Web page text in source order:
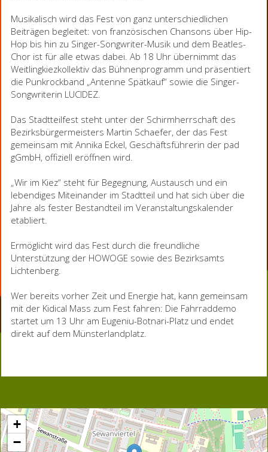
Musikalisch wird das Fest von ganz unterschiedlichen
Beiträgen begleitet: von französischen Chansons über Hip-
Hop bis hin zu Singer-Songwriter-Musik und dem Beatles-
Chor ist für alle etwas dabei. Ab 18 Uhr übernimmt das
Weitlingkiezkollektiv das Bühnenprogramm und präsentiert
die Punkrockband „Antenne Spätkauf“ sowie die Singer-
Songwriterin LUCIDEZ.
Das Stadtteilfest steht unter der Schirmherrschaft des
Bezirksbürgermeisters Martin Schaefer, der das Fest
gemeinsam mit Annika Eckel, Geschäftsführerin der pad
gGmbH, offiziell eröffnen wird.
„Wir im Kiez“ steht für Begegnung, Austausch und ein
lebendiges Miteinander im Stadtteil und hat sich über die
Jahre als fester Bestandteil im Veranstaltungskalender
etabliert.
Ermöglicht wird das Fest durch die freundliche
Unterstützung der HOWOGE sowie des Bezirksamts
Lichtenberg.
Wer bereits vorher Zeit und Energie hat, kann gemeinsam
mit der Kidical Mass zum Fest fahren: Die Fahrraddemo
startet um 13 Uhr am Eugeniu-Botnari-Platz und endet
direkt auf dem Münsterlandplatz.
+
−